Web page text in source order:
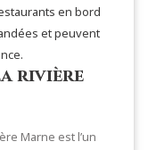
en bord
et peuvent
rivière
Marne est l’un